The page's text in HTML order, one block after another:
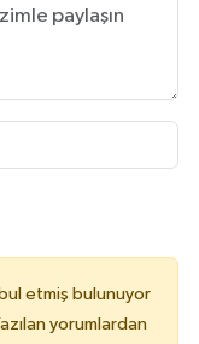
etmiş bulunuyor
yorumlardan